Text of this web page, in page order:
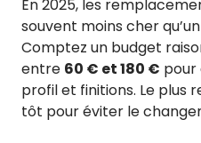
En 2025, les
souvent moins cher
Comptez un budget
entre 60 € et 180 € pour
profil et finitions. Le plus
tôt pour éviter le